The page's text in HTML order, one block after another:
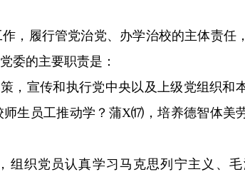
履行管党治党、办学治校的主体责任，把
党委的主要职责是：
，宣传和执行党中央以及上级党组织和本
校师生员工推动学？蒲Х⒄，培养德智
组织党员认真学习马克思列宁主义、毛